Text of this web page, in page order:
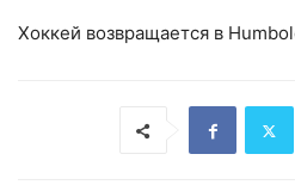
Хоккей возвращается в